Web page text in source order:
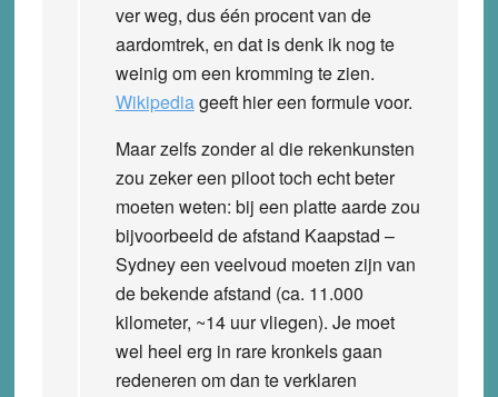
ver weg, dus één procent van de
aardomtrek, en dat is denk ik nog te
weinig om een kromming te zien.
Wikipediageeft hier een formule voor.
Maar zelfs zonder al die rekenkunsten
zou zeker een piloot toch echt beter
moeten weten: bij een platte aarde zou
bijvoorbeeld de afstand Kaapstad –
Sydney een veelvoud moeten zijn van
de bekende afstand (ca. 11.000
kilometer, ~14 uur vliegen). Je moet
wel heel erg in rare kronkels gaan
redeneren om dan te verklaren